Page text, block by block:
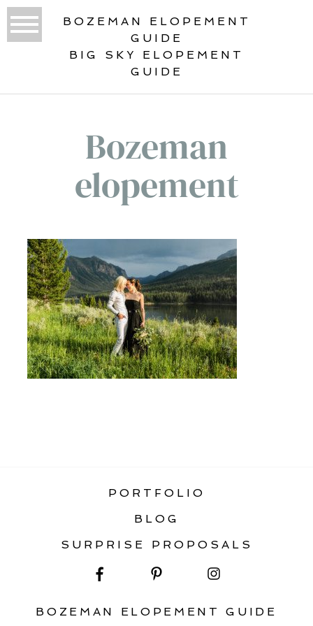
BOZEMAN ELOPEMENT
GUIDE
BIG SKY ELOPEMENT
GUIDE
Bozeman
elopement
PORTFOLIO
BLOG
SURPRISE PROPOSALS
BOZEMAN ELOPEMENT GUIDE